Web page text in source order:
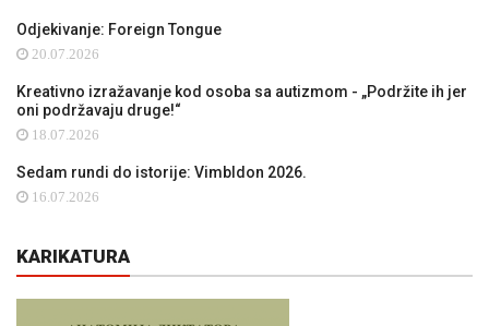
Odjekivanje: Foreign Tongue
20.07.2026
Kreativno izražavanje kod osoba sa autizmom - „Podržite ih jer
oni podržavaju druge!“
18.07.2026
Sedam rundi do istorije: Vimbldon 2026.
16.07.2026
KARIKATURA